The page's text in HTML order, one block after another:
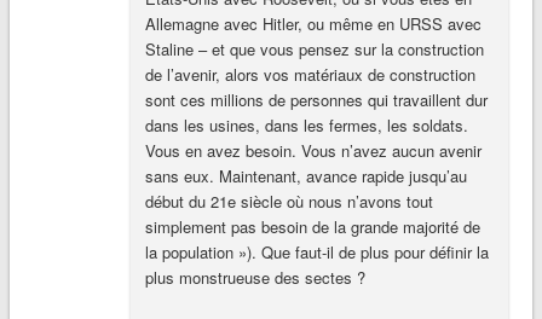
Allemagne avec Hitler, ou même en URSS avec
Staline – et que vous pensez sur la construction
de l’avenir, alors vos matériaux de construction
sont ces millions de personnes qui travaillent dur
dans les usines, dans les fermes, les soldats.
Vous en avez besoin. Vous n’avez aucun avenir
sans eux. Maintenant, avance rapide jusqu’au
début du 21e siècle où nous n’avons tout
simplement pas besoin de la grande majorité de
la population »). Que faut-il de plus pour définir la
plus monstrueuse des sectes ?